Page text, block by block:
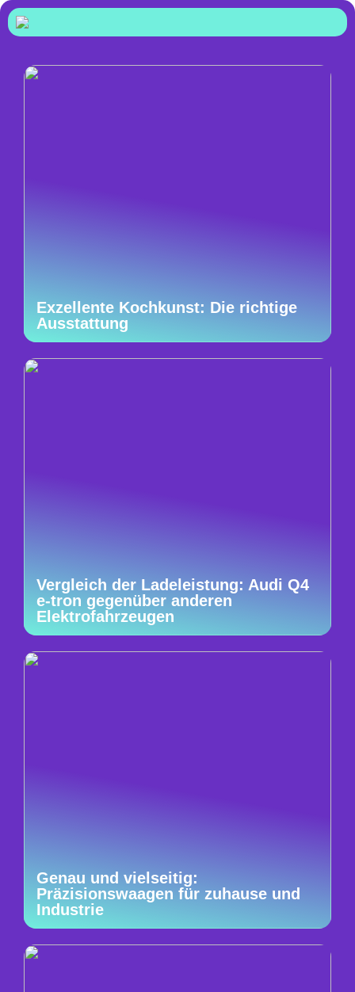
Exzellente Kochkunst: Die richtige
Ausstattung
Vergleich der Ladeleistung: Audi Q4
e-tron gegenüber anderen
Elektrofahrzeugen
Genau und vielseitig:
Präzisionswaagen für zuhause und
Industrie